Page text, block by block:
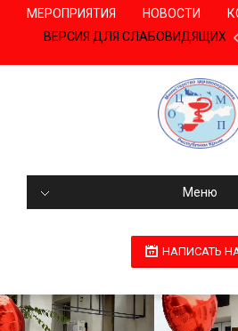
МЕРОПРИЯТИЯ НОВОСТИ
ВЕРСИЯ ДЛЯ СЛАБОВИДЯЩИХ
Меню
НАПИСАТЬ